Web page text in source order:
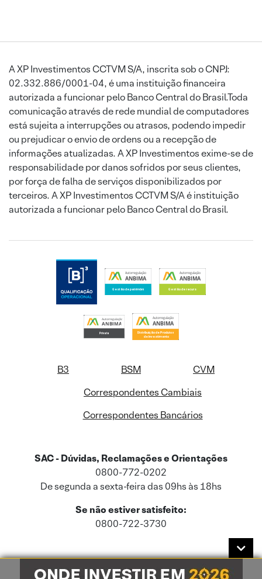
A XP Investimentos CCTVM S/A, inscrita sob o CNPJ:
02.332.886/0001-04, é uma instituição financeira
autorizada a funcionar pelo Banco Central do Brasil.Toda
comunicação através de rede mundial de computadores
está sujeita a interrupções ou atrasos, podendo impedir
ou prejudicar o envio de ordens ou a recepção de
informações atualizadas. A XP Investimentos exime-se de
responsabilidade por danos sofridos por seus clientes,
por força de falha de serviços disponibilizados por
terceiros. A XP Investimentos CCTVM S/A é instituição
autorizada a funcionar pelo Banco Central do Brasil.
B3 BSM
CVM
Correspondentes Cambiais
Correspondentes Bancários
SAC - Dúvidas, Reclamações e Orientações
0800-772-0202
De segunda a sexta-feira das 09hs às 18hs
Se não estiver satisfeito:
0800-722-3730
Este site usa cookies e dados pessoais de acordo com a nossaPolítica de